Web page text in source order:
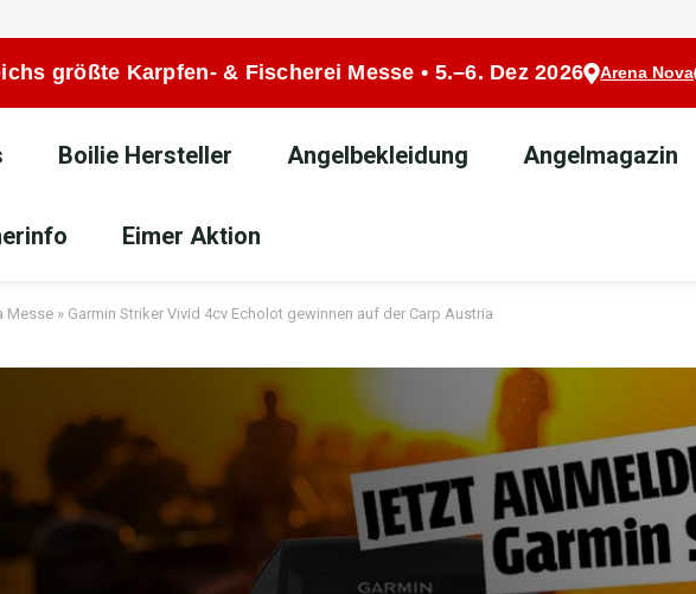
größte Karpfen- & Fischerei Messe • 5.–6. Dez 2026 Arena Nova
Boilie Hersteller Angelbekleidung Angelmagazin
Eimer Aktion
Messe » Garmin Striker Vivid 4cv Echolot gewinnen auf der Carp Austria